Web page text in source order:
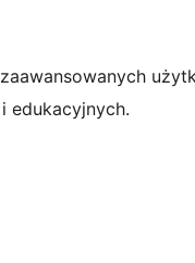
edukacyjnych.